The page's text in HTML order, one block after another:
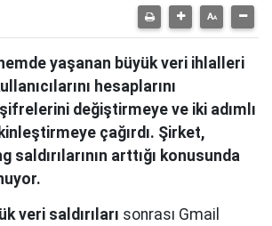
yaşanan büyük veri ihlalleri
hesaplarını
değiştirmeye ve iki adımlı
çağırdı. Şirket,
saldırılarının arttığı konusunda
veri saldırıları sonrası Gmail